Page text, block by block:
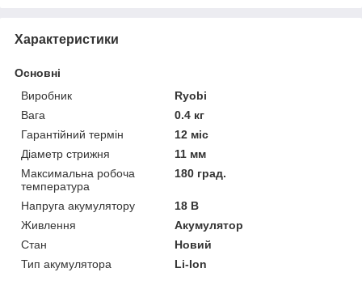
Характеристики
Основні
Виробник
Ryobi
Вага
0.4 кг
Гарантійний термін
12 міс
Діаметр стрижня
11 мм
Максимальна робоча
температура
180 град.
Напруга акумулятору
18 В
Живлення
Акумулятор
Стан
Новий
Тип акумулятора
Li-Ion